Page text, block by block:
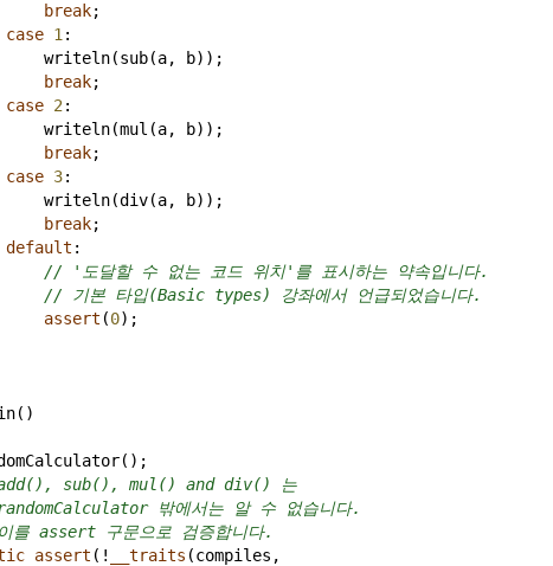
break;
case 1 :
writeln(sub(a, b));
break;
case 2 :
writeln(mul (a, b));
break;
case 3:
writeln(div(a, b));
break;
default :
// '도달할 수 없는 코드 위치'를 표시하는 약속입니다.
// 기본 타입(Basic types) 강좌에서 언급되었습니다.
assert (0);
()
();
sub(), mul() and div() 는
밖에서는 알 수 없습니다.
를 assert 구문으로 검증합니다.
assert ( ! __traits (compiles ,